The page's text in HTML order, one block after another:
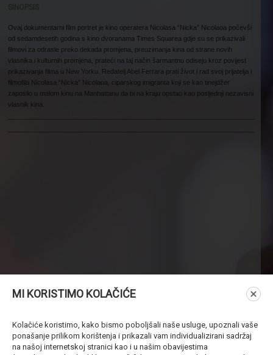
SINOPSIS
Ovaj dokumentarni film portret je kino operatera Nicolasa “Nicka” Nicolaoa počevši
od sedamdesetih godina s kino dvoranama Times Squarea gdje su se prikazivali
filmovi za odrasle preko dekada promjena, preuzimanja kina od strane novih
vlasnika i kulturnih promjena, prateći na taj način šarmantnu odiseju kroz povijest
prikazivanja filma u New Yorku. Redatelj Abel Ferrara prati život i rad svoj prijatelja i
filmofila Nicolasa “Nicka” Nicolaoa, ciparskog imigranta koji se kao tinejdžer
zaposlio u malom kinu na Manhattanu da bi na kraju opstao kao posljednji nezavisni
vlasnik kina.
MI KORISTIMO KOLAČIĆE
Kolačiće koristimo, kako bismo poboljšali naše usluge, upoznali vaše
ponašanje prilikom korištenja i prikazali vam individualizirani sadržaj
na našoj internetskoj stranici kao i u našim obavijestima